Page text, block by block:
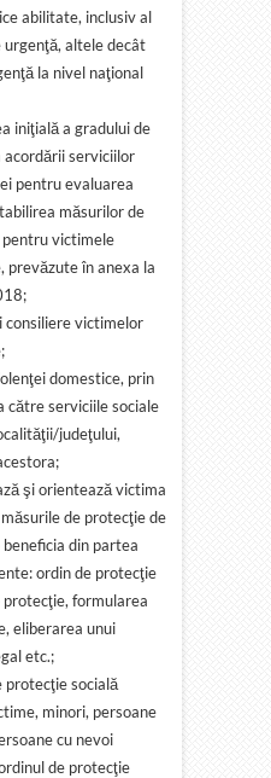
abilitate, inclusiv al
altele decât
la nivel naţional
iniţială a gradului de
acordării serviciilor
pentru evaluarea
măsurilor de
pentru victimele
prevăzute în anexa la
consiliere victimelor
domestice, prin
către serviciile sociale
judeţului,
şi orientează victima
de protecţie de
din partea
ordin de protecţie
formularea
eliberarea unui
etc.;
protecţie socială
minori, persoane
cu nevoi
de protecţie